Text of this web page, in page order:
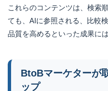
これらのコンテンツは、検索
ても、AIに参照される、比較
品質を高めるといった成果に
BtoBマーケターが
ップ